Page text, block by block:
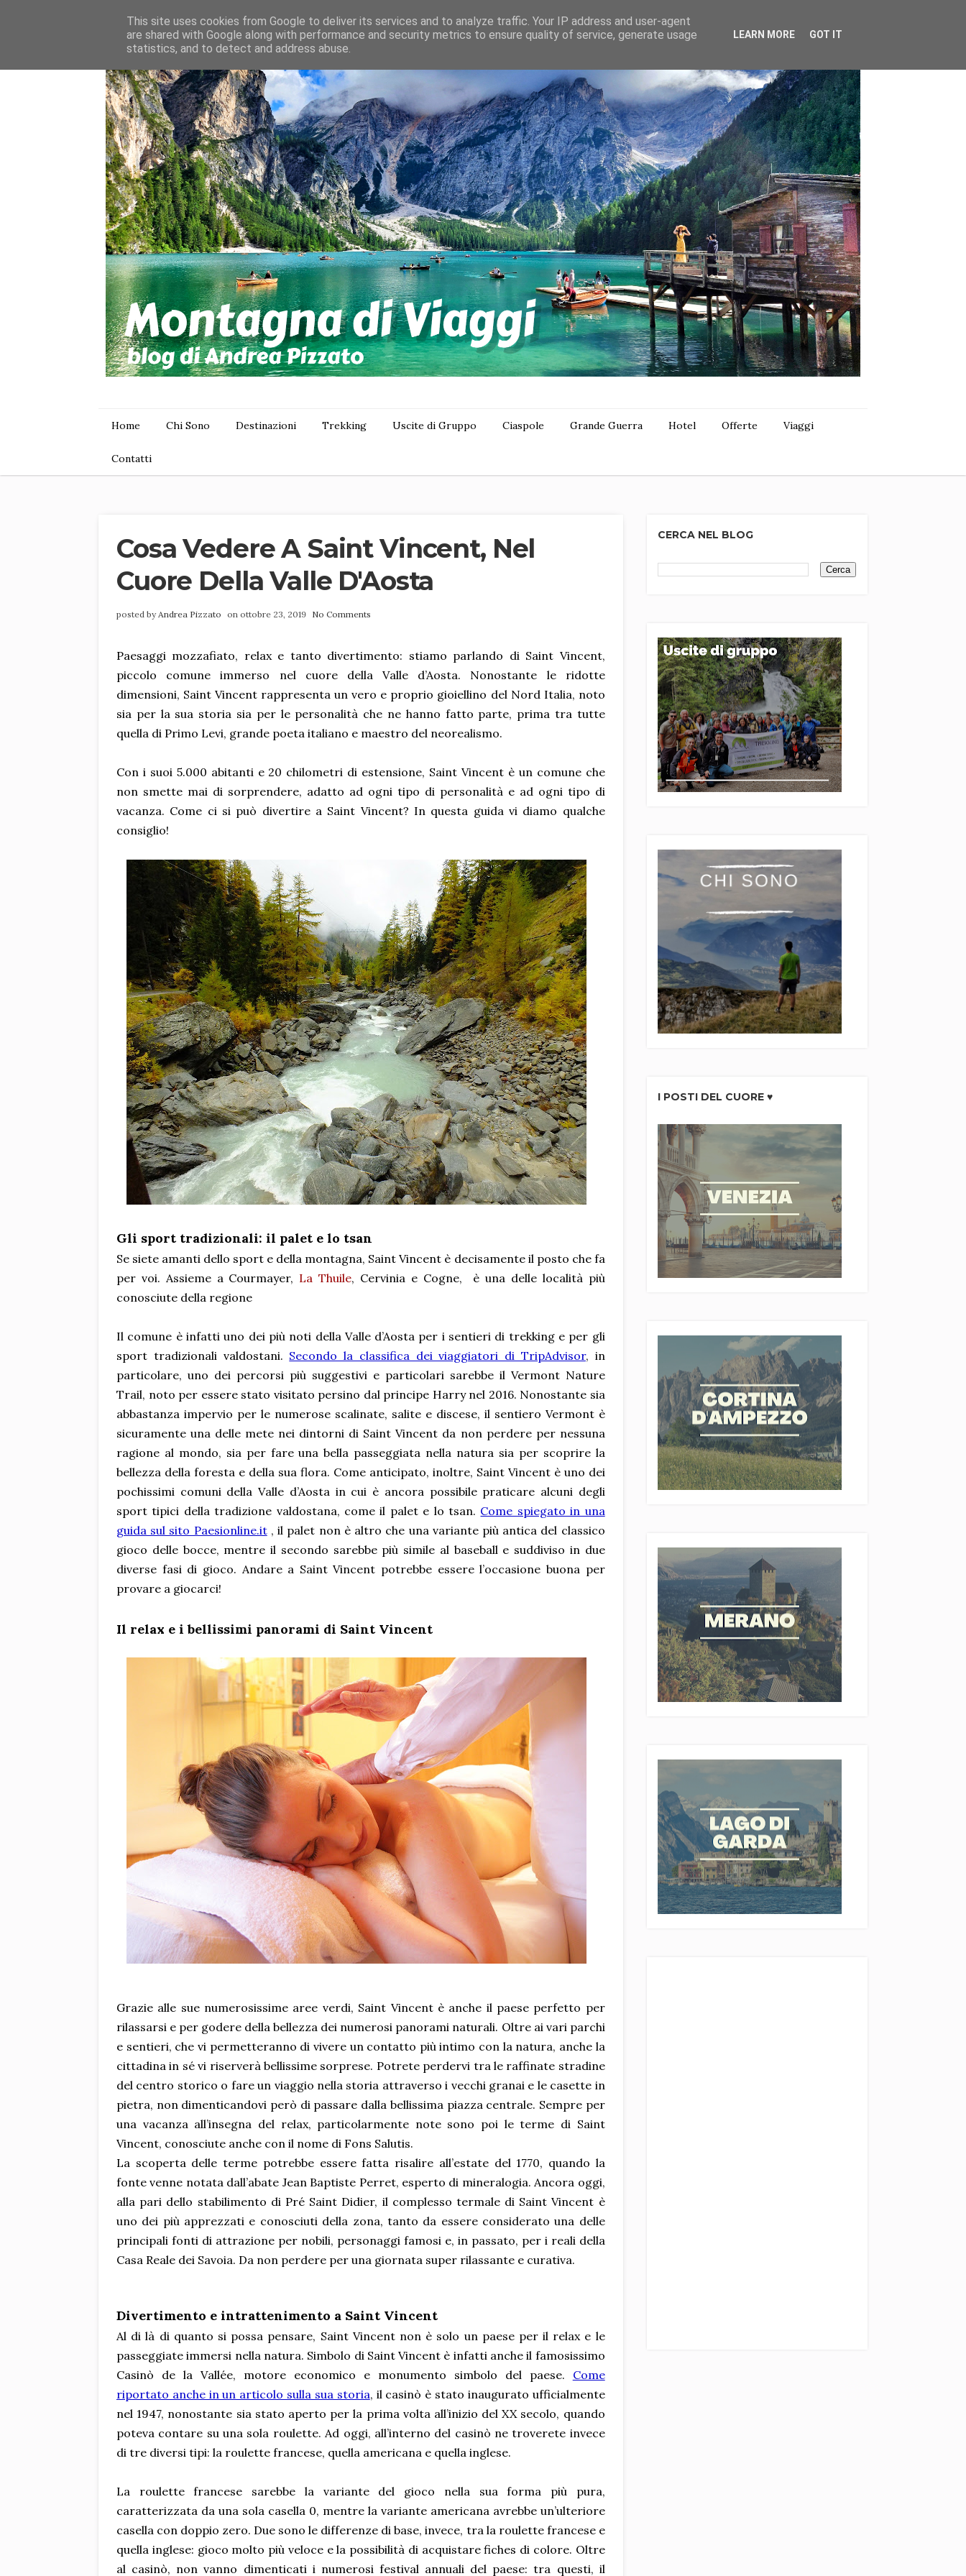
Home Chi Sono Destinazioni Trekking Uscite di Gruppo Ciaspole Grande Guerra Hotel Offerte Viaggi
Contatti
Cosa Vedere A Saint Vincent, Nel
Cuore Della Valle D'Aosta
posted byAndrea Pizzato on ottobre 23, 2019 No Comments
Paesaggi mozzafiato, relax e tanto divertimento: stiamo parlando di Saint Vincent,
piccolo comune immerso nel cuore della Valle d’Aosta. Nonostante le ridotte
dimensioni, Saint Vincent rappresenta un vero e proprio gioiellino del Nord Italia, noto
sia per la sua storia sia per le personalità che ne hanno fatto parte, prima tra tutte
quella di Primo Levi, grande poeta italiano e maestro del neorealismo.
Con i suoi 5.000 abitanti e 20 chilometri di estensione, Saint Vincent è un comune che
non smette mai di sorprendere, adatto ad ogni tipo di personalità e ad ogni tipo di
vacanza. Come ci si può divertire a Saint Vincent? In questa guida vi diamo qualche
consiglio!
Gli sport tradizionali: il palet e lo tsan
Se siete amanti dello sport e della montagna, Saint Vincent è decisamente il posto che fa
per voi. Assieme a Courmayer, La Thuile, Cervinia e Cogne, è una delle località più
conosciute della regione
Il comune è infatti uno dei più noti della Valle d’Aosta per i sentieri di trekking e per gli
sport tradizionali valdostani. Secondo la classifica dei viaggiatori di TripAdvisor, in
particolare, uno dei percorsi più suggestivi e particolari sarebbe il Vermont Nature
Trail, noto per essere stato visitato persino dal principe Harry nel 2016. Nonostante sia
abbastanza impervio per le numerose scalinate, salite e discese, il sentiero Vermont è
sicuramente una delle mete nei dintorni di Saint Vincent da non perdere per nessuna
ragione al mondo, sia per fare una bella passeggiata nella natura sia per scoprire la
bellezza della foresta e della sua flora. Come anticipato, inoltre, Saint Vincent è uno dei
pochissimi comuni della Valle d’Aosta in cui è ancora possibile praticare alcuni degli
sport tipici della tradizione valdostana, come il palet e lo tsan. Come spiegato in una
guida sul sito Paesionline.it, il palet non è altro che una variante più antica del classico
gioco delle bocce, mentre il secondo sarebbe più simile al baseball e suddiviso in due
diverse fasi di gioco. Andare a Saint Vincent potrebbe essere l’occasione buona per
provare a giocarci!
Il relax e i bellissimi panorami di Saint Vincent
Grazie alle sue numerosissime aree verdi, Saint Vincent è anche il paese perfetto per
rilassarsi e per godere della bellezza dei numerosi panorami naturali. Oltre ai vari parchi
e sentieri, che vi permetteranno di vivere un contatto più intimo con la natura, anche la
cittadina in sé vi riserverà bellissime sorprese. Potrete perdervi tra le raffinate stradine
del centro storico o fare un viaggio nella storia attraverso i vecchi granai e le casette in
pietra, non dimenticandovi però di passare dalla bellissima piazza centrale. Sempre per
una vacanza all’insegna del relax, particolarmente note sono poi le terme di Saint
Vincent, conosciute anche con il nome di Fons Salutis.
La scoperta delle terme potrebbe essere fatta risalire all’estate del 1770, quando la
fonte venne notata dall’abate Jean Baptiste Perret, esperto di mineralogia. Ancora oggi,
alla pari dello stabilimento di Pré Saint Didier, il complesso termale di Saint Vincent è
uno dei più apprezzati e conosciuti della zona, tanto da essere considerato una delle
principali fonti di attrazione per nobili, personaggi famosi e, in passato, per i reali della
Casa Reale dei Savoia. Da non perdere per una giornata super rilassante e curativa.
Divertimento e intrattenimento a Saint Vincent
Al di là di quanto si possa pensare, Saint Vincent non è solo un paese per il relax e le
passeggiate immersi nella natura. Simbolo di Saint Vincent è infatti anche il famosissimo
Casinò de la Vallée, motore economico e monumento simbolo del paese. Come
riportato anche in un articolo sulla sua storia, il casinò è stato inaugurato ufficialmente
nel 1947, nonostante sia stato aperto per la prima volta all’inizio del XX secolo, quando
poteva contare su una sola roulette. Ad oggi, all’interno del casinò ne troverete invece
di tre diversi tipi: la roulette francese, quella americana e quella inglese.
La roulette francese sarebbe la variante del gioco nella sua forma più pura,
caratterizzata da una sola casella 0, mentre la variante americana avrebbe un’ulteriore
casella con doppio zero. Due sono le differenze di base, invece, tra la roulette francese e
quella inglese: gioco molto più veloce e la possibilità di acquistare fiches di colore. Oltre
al casinò, non vanno dimenticati i numerosi festival annuali del paese: tra questi, il
CERCA NEL BLOG
I POSTI DEL CUORE ♥
This site uses cookies from Google to deliver its services and to analyze traffic. Your IP address and user-agent
are shared with Google along with performance and security metrics to ensure quality of service, generate usage
statistics, and to detect and address abuse.
LEARN MORE GOT IT